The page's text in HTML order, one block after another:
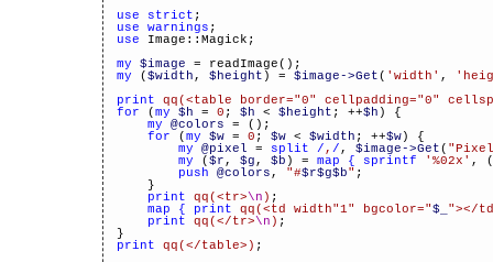
use strict ;
use warnings ;
use
Image::Magick;
my
$image = readImage();
my ( $width , $height ) = $image->Get( 'width' ,
print
qq(<table border="0" cellpadding="0"
for ( my $h = 0 ; $h < $height ; ++$h ) {
my
@colors = ();
for ( my $w= 0 ; $w< $width ; ++$w) {
my
@pixel = split / , / , $image->Get(
my ( $r , $g , $b ) = map { sprintf '%02x' , (
push
@colors , "#$r$g$b" ;
}
print
qq(<tr>\n ) ;
map {
print qq(<td width"1" bgcolor="$_
"></
print
qq(</tr>\n ) ;
}
print
qq(</table>) ;